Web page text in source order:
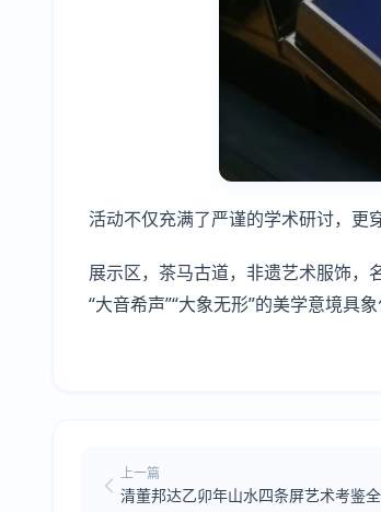
活动不仅充满了严谨的学术研讨，更
展示区，茶马古道，非遗艺术服饰，
“大音希声”“大象无形”的美学意境具象
上一篇
清董邦达乙卯年山水四条屏艺术考鉴